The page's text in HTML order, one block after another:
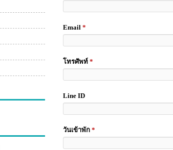
Email *
โทรศัพท์ *
Line ID
วันเข้าพัก *